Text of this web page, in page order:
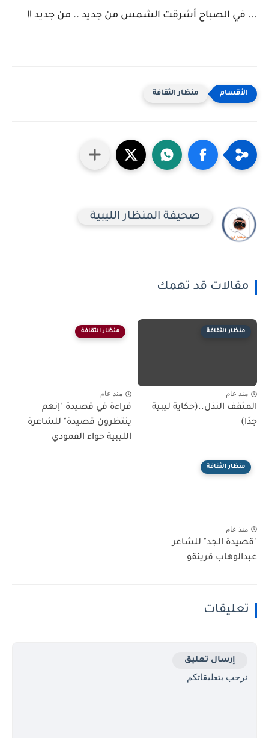
... في الصباح أشرقت الشمس من جديد .. من جديد !!
منظار الثقافة
صحيفة المنظار الليبية
مقالات قد تهمك
منظار الثقافة
منذ عام
المثقف النذل..(حكاية ليبية
جدًا)
منظار الثقافة
منذ عام
قراءة في قصيدة "إنهم
ينتظرون قصيدة" للشاعرة
الليبية حواء القمودي
منظار الثقافة
منذ عام
"قصيدة الجد" للشاعر
عبدالوهاب قرينقو
تعليقات
إرسال تعليق
نرحب بتعليقاتكم